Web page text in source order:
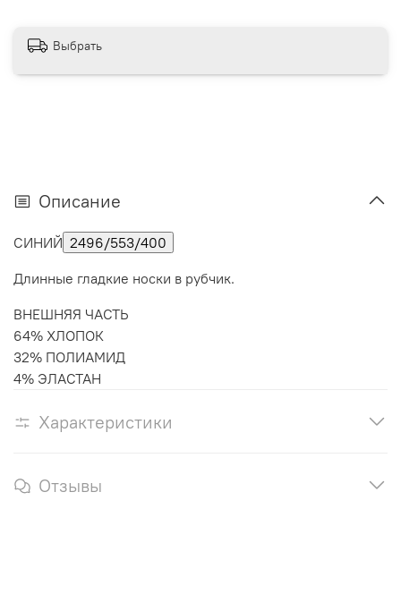
Выбрать
Описание
СИНИЙ 2496/553/400
Длинные гладкие носки в рубчик.
ВНЕШНЯЯ ЧАСТЬ
64% ХЛОПОК
32% ПОЛИАМИД
4% ЭЛАСТАН
Характеристики
Отзывы